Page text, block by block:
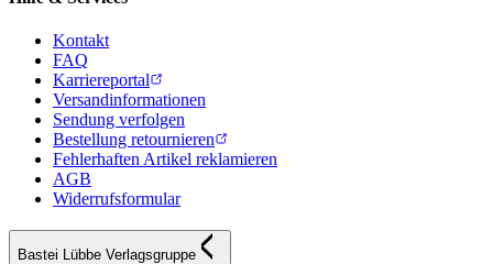
Kontakt
FAQ
Karriereportal
Versandinformationen
Sendung verfolgen
Bestellung retournieren
Fehlerhaften Artikel reklamieren
AGB
Widerrufsformular
Bastei Lübbe Verlagsgruppe